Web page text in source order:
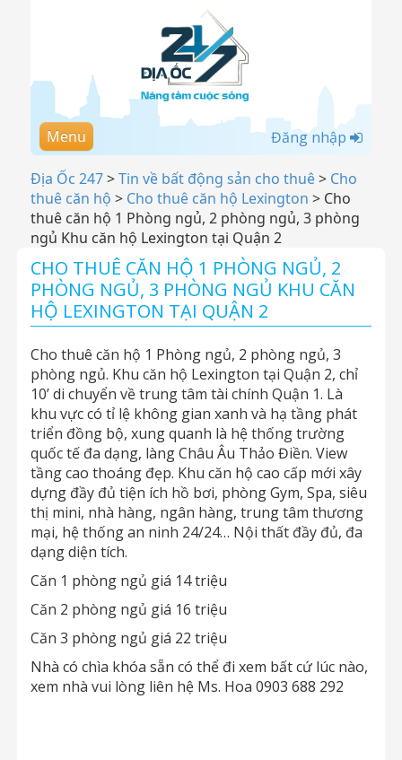
Menu Đăng nhập
Địa Ốc 247>Tin về bất động sản cho thuê> Cho
thuê căn hộ > Cho thuê căn hộ Lexington > Cho
thuê căn hộ 1 Phòng ngủ, 2 phòng ngủ, 3 phòng
ngủ Khu căn hộ Lexington tại Quận 2
CHO THUÊ CĂN HỘ 1 PHÒNG NGỦ, 2
PHÒNG NGỦ, 3 PHÒNG NGỦ KHU CĂN
HỘ LEXINGTON TẠI QUẬN 2
Cho thuê căn hộ 1 Phòng ngủ, 2 phòng ngủ, 3
phòng ngủ. Khu căn hộ Lexington tại Quận 2, chỉ
10’ di chuyển về trung tâm tài chính Quận 1. Là
khu vực có tỉ lệ không gian xanh và hạ tầng phát
triển đồng bộ, xung quanh là hệ thống trường
quốc tế đa dạng, làng Châu Âu Thảo Điền. View
tầng cao thoáng đẹp. Khu căn hộ cao cấp mới xây
dựng đầy đủ tiện ích hồ bơi, phòng Gym, Spa, siêu
thị mini, nhà hàng, ngân hàng, trung tâm thương
mại, hệ thống an ninh 24/24… Nội thất đầy đủ, đa
dạng diện tích.
Căn 1 phòng ngủ giá 14 triệu
Căn 2 phòng ngủ giá 16 triệu
Căn 3 phòng ngủ giá 22 triệu
Nhà có chìa khóa sẵn có thể đi xem bất cứ lúc nào,
xem nhà vui lòng liên hệ Ms. Hoa 0903 688 292